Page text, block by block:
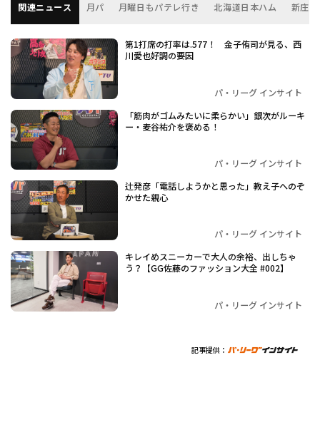
関連ニュース 月パ 月曜日もパテレ行き 北海道日本ハム 新庄
第1打席の打率は.577！ 金子侑司が見る、西
川愛也好調の要因
パ・リーグ インサイト
「筋肉がゴムみたいに柔らかい」銀次がルーキ
ー・麦谷祐介を褒める！
パ・リーグ インサイト
辻発彦「電話しようかと思った」教え子へのぞ
かせた親心
パ・リーグ インサイト
キレイめスニーカーで大人の余裕、出しちゃ
う？【GG佐藤のファッション大全 #002】
パ・リーグ インサイト
記事提供：